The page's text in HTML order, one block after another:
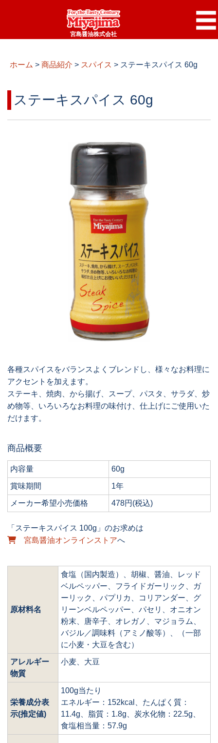
宮島醤油株式会社
ホーム > 商品紹介 > スパイス > ステーキスパイス 60g
ステーキスパイス 60g
各種スパイスをバランスよくブレンドし、様々なお料理に
アクセントを加えます。
ステーキ、焼肉、から揚げ、スープ、パスタ、サラダ、炒
め物等、いろいろなお料理の味付け、仕上げにご使用いた
だけます。
商品概要
内容量 60g
賞味期間 1年
メーカー希望小売価格 478円(税込)
「ステーキスパイス 100g」のお求めは
宮島醤油オンラインストアへ
原材料名
食塩（国内製造）、胡椒、醤油、レッド
ベルペッパー、フライドガーリック、ガ
ーリック、パプリカ、コリアンダー、グ
リーンベルペッパー、パセリ、オニオン
粉末、唐辛子、オレガノ、マジョラム、
バジル／調味料（アミノ酸等）、（一部
に小麦・大豆を含む）
アレルギー
物質
小麦、大豆
栄養成分表
示(推定値)
100g当たり
エネルギー：152kcal、たんぱく質：
11.4g、脂質：1.8g、炭水化物：22.5g、
食塩相当量：57.9g